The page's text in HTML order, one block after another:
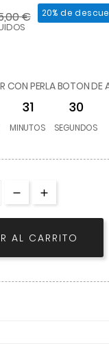
€ 20% de
CON PERLA BOTON DE
31
MINUTOS
29
SEGUNDOS
AL CARRITO